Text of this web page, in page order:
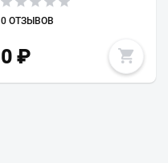
0 ОТЗЫВОВ
0₽